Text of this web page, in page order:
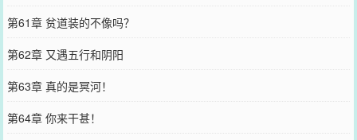
第61章 贫道装的不像吗？
第62章 又遇五行和阴阳
第63章 真的是冥河！
第64章 你来干甚！